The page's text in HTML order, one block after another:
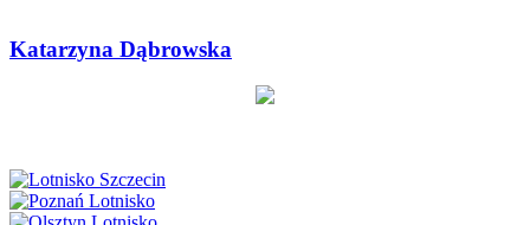
Katarzyna Dąbrowska